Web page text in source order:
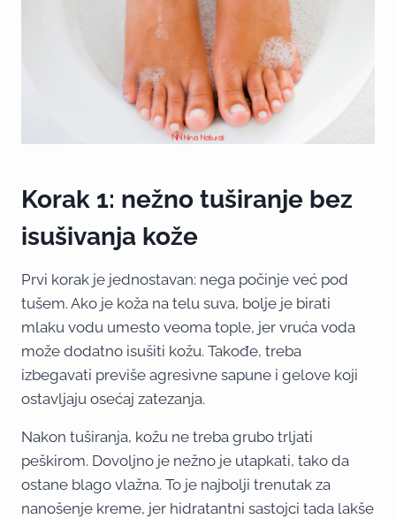
Korak 1: nežno tuširanje bez
isušivanja kože
Prvi korak je jednostavan: nega počinje već pod
tušem. Ako je koža na telu suva, bolje je birati
mlaku vodu umesto veoma tople, jer vruća voda
može dodatno isušiti kožu. Takođe, treba
izbegavati previše agresivne sapune i gelove koji
ostavljaju osećaj zatezanja.
Nakon tuširanja, kožu ne treba grubo trljati
peškirom. Dovoljno je nežno je utapkati, tako da
ostane blago vlažna. To je najbolji trenutak za
nanošenje kreme, jer hidratantni sastojci tada lakše